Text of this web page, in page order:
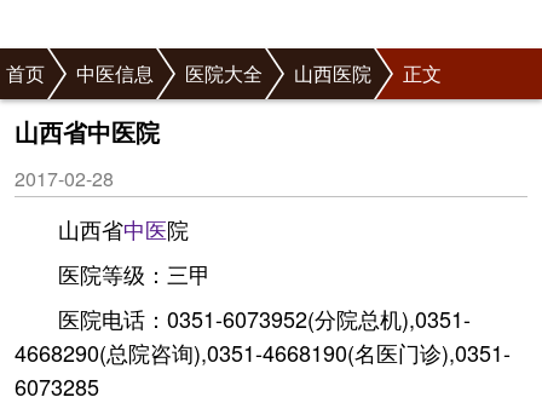
首页 中医信息 医院大全 山西医院 正文
山西省中医院
2017-02-28
山西省中医院
医院等级：三甲
医院电话：0351-6073952(分院总机),0351-
4668290(总院咨询),0351-4668190(名医门诊),0351-
6073285